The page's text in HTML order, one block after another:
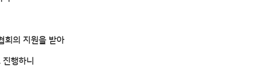
회의 지원을 받아
행하니